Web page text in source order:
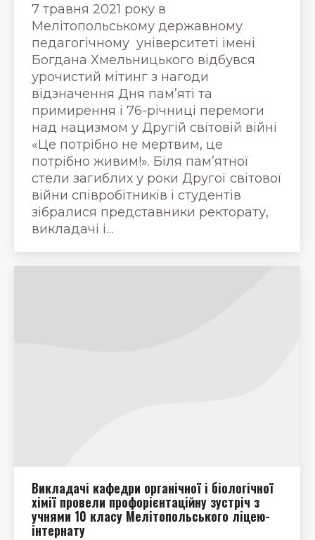
7 травня 2021 року в
Мелітопольському державному
педагогічному університеті імені
Богдана Хмельницького відбувся
урочистий мітинг з нагоди
відзначення Дня пам’яті та
примирення і 76-річниці перемоги
над нацизмом у Другій світовій війні
«Це потрібно не мертвим, це
потрібно живим!». Біля пам’ятної
стели загиблих у роки Другої світової
війни співробітників і студентів
зібралися представники ректорату,
викладачі і…
Викладачі кафедри органічної і біологічної
хімії провели профорієнтаційну зустріч з
учнями 10 класу Мелітопольського ліцею-
інтернату